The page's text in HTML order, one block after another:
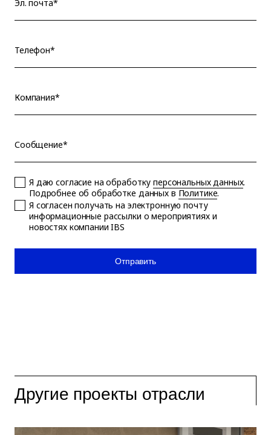
Эл. почта*
Телефон*
Компания*
Сообщение*
Я даю согласие на обработкуперсональных данных.
Подробнее об обработке данных в Политике.
Я согласен получать на электронную почту
информационные рассылки о мероприятиях и
новостях компании IBS
Отправить
Другие проекты отрасли